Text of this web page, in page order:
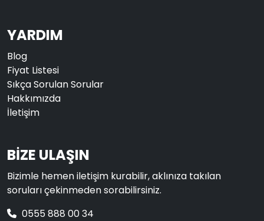
YARDIM
Blog
Fiyat Listesi
Sıkça Sorulan Sorular
Hakkımızda
İletişim
BİZE ULAŞIN
Bizimle hemen iletişim kurabilir, aklınıza takılan
soruları çekinmeden sorabilirsiniz.
0555 888 00 34